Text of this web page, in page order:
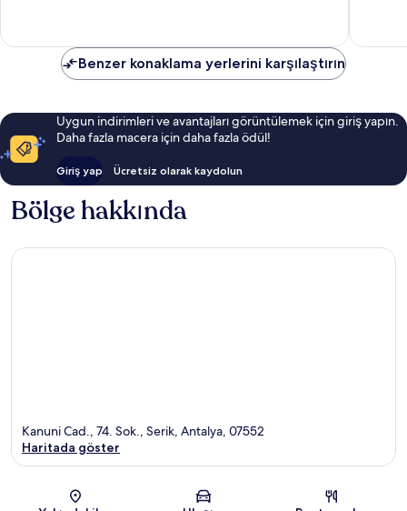
Benzer konaklama yerlerini karşılaştırın
Uygun indirimleri ve avantajları görüntülemek için giriş yapın.
Daha fazla macera için daha fazla ödül!
Giriş yap Ücretsiz olarak kaydolun
Bölge hakkında
Harita
Kanuni Cad., 74. Sok., Serik, Antalya, 07552
Haritada göster